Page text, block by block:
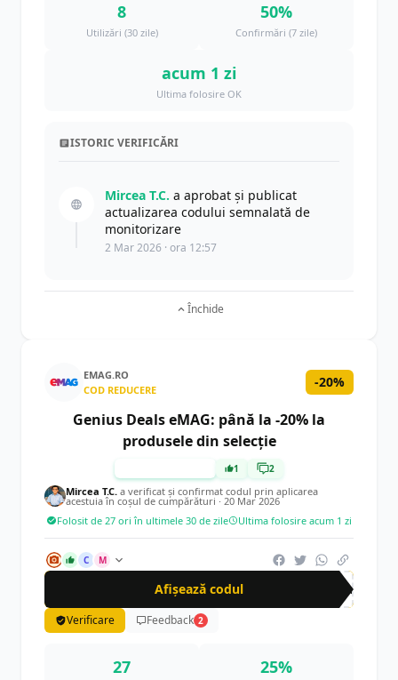
8
Utilizări (30 zile)
50%
Confirmări (7 zile)
acum 1 zi
Ultima folosire OK
ISTORIC VERIFICĂRI
Mircea T.C. a aprobat și publicat
actualizarea codului semnalată de
monitorizare
2 Mar 2026 · ora 12:57
Închide
EMAG.RO
COD REDUCERE
-20%
Genius Deals eMAG: până la -20% la
produsele din selecție
1 2
Mircea T.C. a verificat și confirmat codul prin aplicarea
acestuia în coșul de cumpărături · 20 Mar 2026
Folosit de 27 ori în ultimele 30 de zile
Ultima folosire acum 1 zi
C M
Afișează codul gen
Verificare Feedback 2
27 25%